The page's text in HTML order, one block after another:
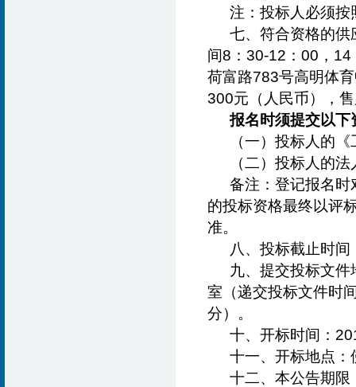
注：投标人必须按
七、符合资格的
间8：30-12：00，
荷富路783号高明体
300元（人民币），
报名时须提交以
（一） 投标人的《
（二） 投标人的法
备注：登记报名时
的投标资格最终以评
准。
八、投标截止时
九、提交投标文
室（递交投标文件时
分）。
十、开标时间：
十一、开标地点：
十二、本公告期限